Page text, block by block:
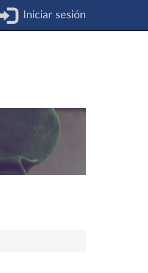
Iniciar sesión